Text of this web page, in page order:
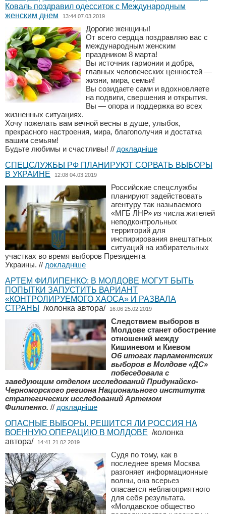
Коваль поздравил одесситок с Международным
женским днем
13:44 07.03.2019
Дорогие женщины!
От всего сердца поздравляю вас с
международным женским
праздником 8 марта!
Вы источник гармонии и добра,
главных человеческих ценностей —
жизни, мира, семьи!
Вы созидаете сами и вдохновляете
на подвиги, свершения и открытия.
Вы — опора и поддержка во всех
жизненных ситуациях.
Хочу пожелать вам вечной весны в душе, улыбок,
прекрасного настроения, мира, благополучия и достатка
вашим семьям!
Будьте любимы и счастливы! // докладніше
СПЕЦСЛУЖБЫ РФ ПЛАНИРУЮТ СОРВАТЬ ВЫБОРЫ
В УКРАИНЕ
12:08 04.03.2019
Российские спецслужбы
планируют задействовать
агентуру так называемого
«МГБ ЛНР» из числа жителей
неподконтрольных
территорий для
инспирирования внештатных
ситуаций на избирательных
участках во время выборов Президента
Украины. // докладніше
АРТЕМ ФИЛИПЕНКО: В МОЛДОВЕ МОГУТ БЫТЬ
ПОПЫТКИ ЗАПУСТИТЬ ВАРИАНТ
«КОНТРОЛИРУЕМОГО ХАОСА» И РАЗВАЛА
СТРАНЫ
/колонка автора/ 16:06 25.02.2019
Следствием выборов в
Молдове станет обострение
отношений между
Кишиневом и Киевом
Об итогах парламентских
выборов в Молдове «ДС»
побеседовала с
заведующим отделом исследований Придунайско-
Черноморского региона Национального института
стратегических исследований Артемом
Филипенко. // докладніше
ОПАСНЫЕ ВЫБОРЫ. РЕШИТСЯ ЛИ РОССИЯ НА
ВОЕННУЮ ОПЕРАЦИЮ В МОЛДОВЕ /колонка
автора/
14:41 21.02.2019
Судя по тому, как в
последнее время Москва
разгоняет информационные
волны, она всерьез
опасается неблагоприятного
для себя результата.
«Молдавское общество